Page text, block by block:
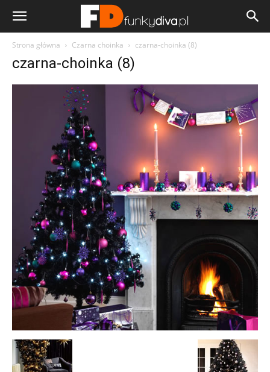
Strona główna Czarna choinka czarna-choinka (8)
czarna-choinka (8)